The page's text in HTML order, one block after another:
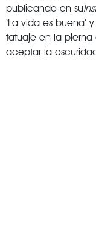
publicando en su
‘La vida es buena’
tatuaje en la pierna
aceptar la